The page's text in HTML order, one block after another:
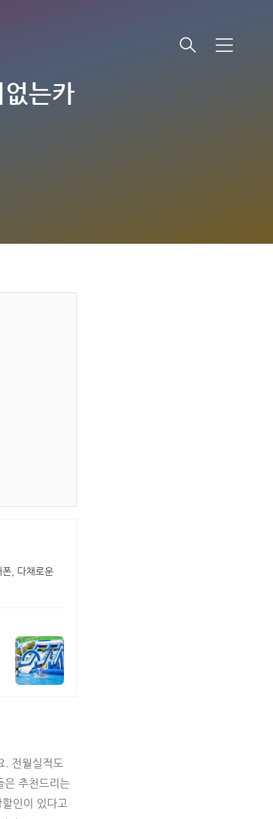
메
는카
, 다채로운
. 전월실적도
은 추천드리는
인이 있다고